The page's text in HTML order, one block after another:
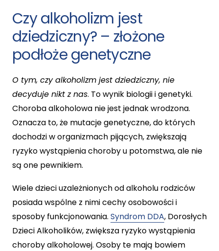
Czy alkoholizm jest
dziedziczny? – złożone
podłoże genetyczne
O tym, czy alkoholizm jest dziedziczny, nie
decyduje nikt z nas. To wynik biologii i genetyki.
Choroba alkoholowa nie jest jednak wrodzona.
Oznacza to, że mutacje genetyczne, do których
dochodzi w organizmach pijących, zwiększają
ryzyko wystąpienia choroby u potomstwa, ale nie
są one pewnikiem.
Wiele dzieci uzależnionych od alkoholu rodziców
posiada wspólne z nimi cechy osobowości i
sposoby funkcjonowania. Syndrom DDA, Dorosłych
Dzieci Alkoholików, zwiększa ryzyko wystąpienia
choroby alkoholowej. Osoby te mają bowiem